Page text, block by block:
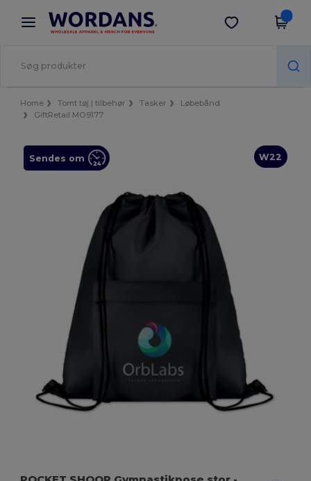
× Wordans-app
Bedre priser i appen!
Hent app
Home Tomt tøj | tilbehør Tasker
Løbebånd
GiftRetail MO9177
W22
Sendes om